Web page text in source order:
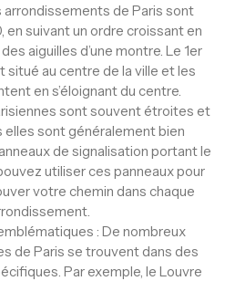
arrondissements de Paris sont
en suivant un ordre croissant en
aiguilles d’une montre. Le 1er
situé au centre de la ville et les
en s’éloignant du centre.
sont souvent étroites et
elles sont généralement bien
de signalisation portant le
utiliser ces panneaux pour
votre chemin dans chaque
: De nombreux
de Paris se trouvent dans des
Par exemple, le Louvre